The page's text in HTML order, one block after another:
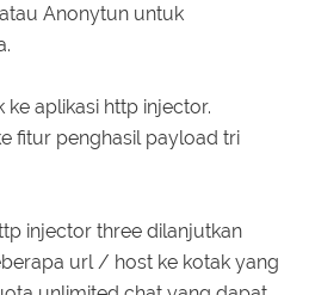
Anonytun untuk
aplikasi http injector.
fitur penghasil payload tri
injector three dilanjutkan
url / host ke kotak yang